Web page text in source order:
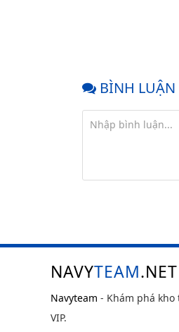
BÌNH LUẬN
NAVYTEAM.NET
Navyteam - Khám phá
VIP.